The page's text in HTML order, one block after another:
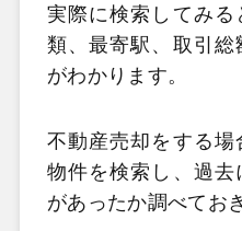
実際に検索してみ
類、最寄駅、取引
がわかります。
不動産売却をする
物件を検索し、過
があったか調べてお